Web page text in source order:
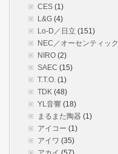
CES (1)
L&G (4)
Lo-D／日立 (151)
NEC／オーセンティック
NIRO (2)
SAEC (15)
T.T.O. (1)
TDK (48)
YL音響 (18)
まるまた陶器 (1)
アイコー (1)
アイワ (35)